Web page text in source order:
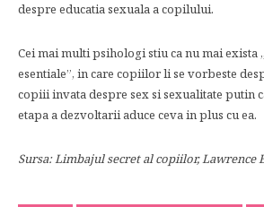
despre educatia sexuala a copilului.
Cei mai multi psihologi stiu ca nu mai exista
esentiale”, in care copiilor li se vorbeste
copiii invata despre sex si sexualitate putin
etapa a dezvoltarii aduce ceva in plus cu ea.
Sursa: Limbajul secret al copiilor, Lawrence